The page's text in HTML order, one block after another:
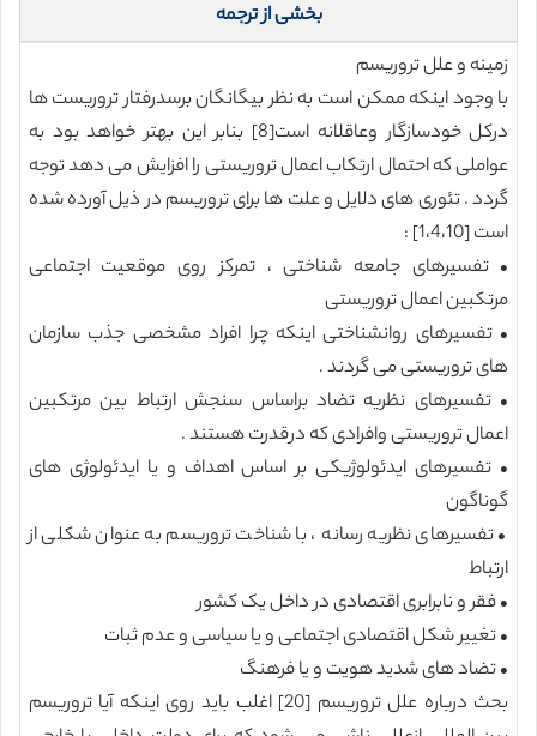
بخشی از ترجمه
زمینه و علل تروریسم
با وجود اینکه ممکن است به نظر بیگانگان برسدرفتار تروریست ها
درکل خودسازگار وعاقلانه است[8] بنابر این بهتر خواهد بود به
عواملی که احتمال ارتکاب اعمال تروریستی را افزایش می دهد توجه
گردد . تئوری های دلایل و علت ها برای تروریسم در ذیل آورده شده
است [1،4،10] :
• تفسیرهای جامعه شناختی ، تمرکز روی موقعیت اجتماعی
مرتکبین اعمال تروریستی
• تفسیرهای روانشناختی اینکه چرا افراد مشخصی جذب سازمان
های تروریستی می گردند .
• تفسیرهای نظریه تضاد براساس سنجش ارتباط بین مرتکبین
اعمال تروریستی وافرادی که درقدرت هستند .
• تفسیرهای ایدئولوژیکی بر اساس اهداف و یا ایدئولوژی های
گوناگون
• تفسیرهای نظریه رسانه ، با شناخت تروریسم به عنوان شکلی از
ارتباط
• فقر و نابرابری اقتصادی در داخل یک کشور
• تغییر شکل اقتصادی اجتماعی و یا سیاسی و عدم ثبات
• تضاد های شدید هویت و یا فرهنگ
بحث درباره علل تروریسم [20] اغلب باید روی اینکه آیا تروریسم